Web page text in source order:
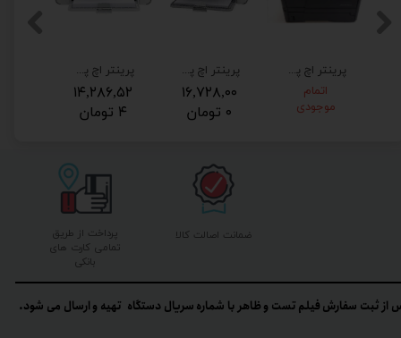
پرینتر اچ پی لیزی HP 1005 برق 220 فابریک
۱۴,۲۸۶,۵۲
۴ تومان
پرینتر اچ پی مدل HP 1102 برق 220 ولت فابریک با ضمانت
۱۶,۷۲۸,۰۰
۰ تومان
پرینتر اچ پی مدل HP M401dw
اتمام
موجودی
پرداخت از طریق
تمامی کارت های
بانکی
ضمانت اصالت کالا
از ثبت سفارش فیلم تست و ظاهر با شماره سریال دستگاه تهیه و ارسال می شود.